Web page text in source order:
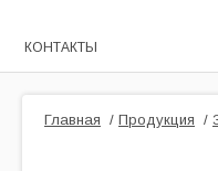
КОНТАКТЫ
Главная / Продукция /